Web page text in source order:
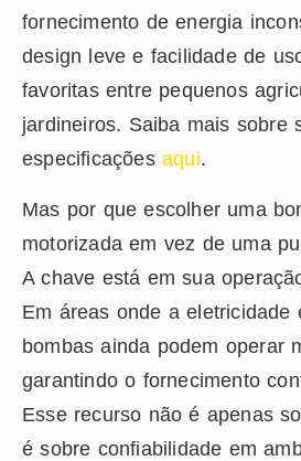
fornecimento de energia
design leve e facilidade de
favoritas entre pequenos
jardineiros. Saiba mais sobre
especificações aqui.
Mas por que escolher uma
motorizada em vez de uma
A chave está em sua
Em áreas onde a eletricidade
bombas ainda podem operar
garantindo o fornecimento
Esse recurso não é apenas
é sobre confiabilidade em